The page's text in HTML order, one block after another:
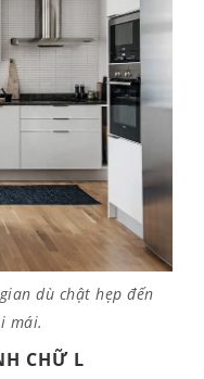
dù chật hẹp đến
mái.
CHỮ L